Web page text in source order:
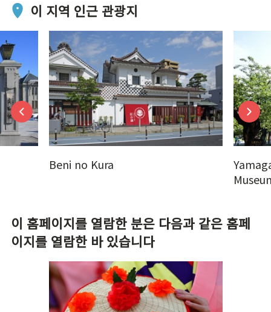
이 지역 인근 관광지
Beni no Kura
이 홈페이지를 열람한 분은 다음과 같은 홈페
이지를 열람한 바 있습니다